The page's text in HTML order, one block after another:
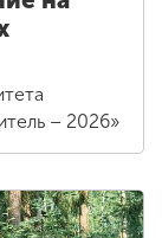
– 2026»